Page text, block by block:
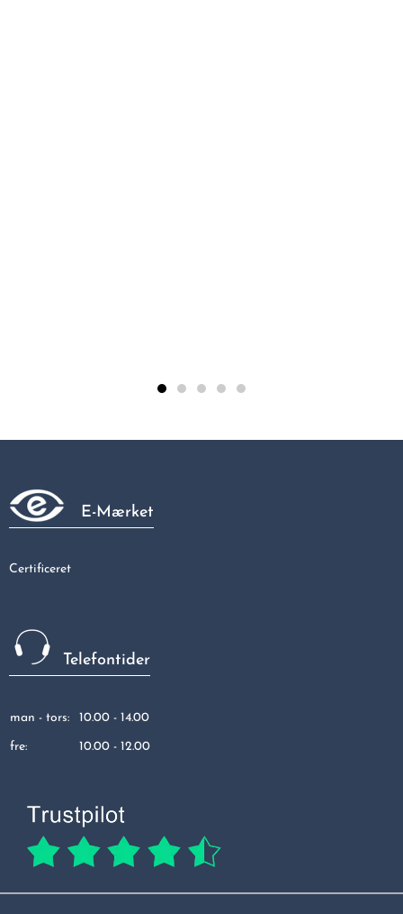
68,44 kr
E-Mærket
Certificeret
Telefontider
man - tors: 10.00 - 14.00
fre: 10.00 - 12.00